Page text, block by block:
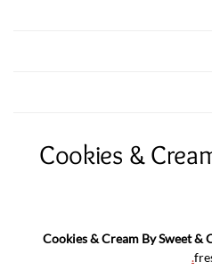
Cookies &
Cookies & Cream By Sweet &
.